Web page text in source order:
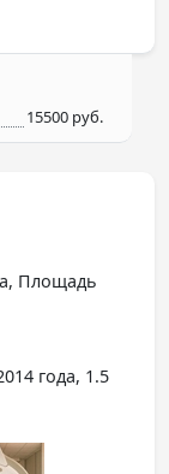
15500 руб.
Площадь
года, 1.5